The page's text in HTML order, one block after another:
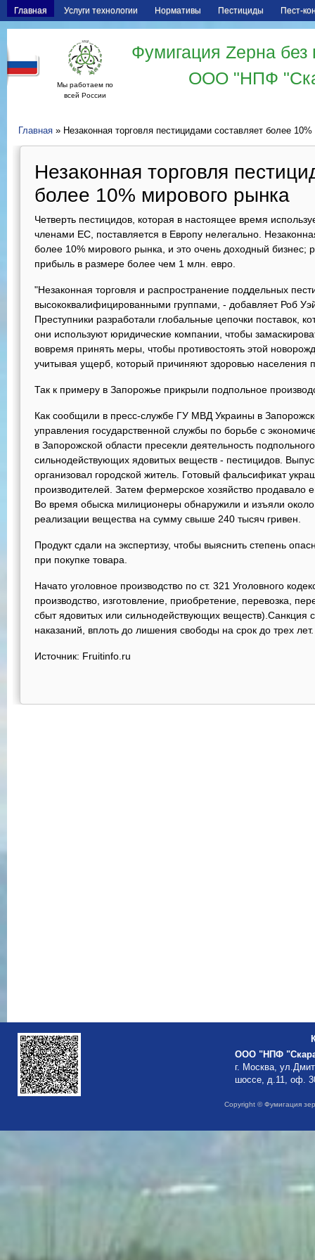
Главная Услуги технологии Нормативы Пестициды Пест-
Мы работаем по
всей России
Фумигация Zерна
ООО "НПФ
Главная » Незаконная торговля пестицидами составляет более
Незаконная торговля
более 10% мирового рынка
Четверть пестицидов, которая в настоящее время
членами ЕС, поставляется в Европу нелегально.
более 10% мирового рынка, и это очень доходный бизнес;
прибыль в размере более чем 1 млн. евро.
"Незаконная торговля и распространение поддельных
высококвалифицированными группами, - добавляет Роб
Преступники разработали глобальные цепочки поставок,
они используют юридические компании, чтобы
вовремя принять меры, чтобы противостоять этой
учитывая ущерб, который причиняют здоровью населения
Так к примеру в Запорожье прикрыли подпольное
Как сообщили в пресс-службе ГУ МВД Украины в
управления государственной службы по борьбе с
в Запорожской области пресекли деятельность
сильнодействующих ядовитых веществ - пестицидов.
организовал городской житель. Готовый фальсификат
производителей. Затем фермерское хозяйство продавало
Во время обыска милиционеры обнаружили и изъяли около
реализации вещества на сумму свыше 240 тысяч гривен.
Продукт сдали на экспертизу, чтобы выяснить степень
при покупке товара.
Начато уголовное производство по ст. 321 Уголовного
производство, изготовление, приобретение, перевозка,
сбыт ядовитых или сильнодействующих веществ).Санкция
наказаний, вплоть до лишения свободы на срок до трех лет.
Источник: Fruitinfo.ru
ООО "НПФ
г. Москва,
шоссе, д.11, оф.
Copyright © Фумигация